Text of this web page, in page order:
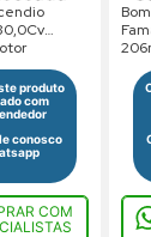
Saída
produto
com
conosco
COM